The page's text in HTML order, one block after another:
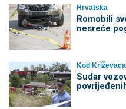
Hrvatska
Romobili
nesreće
Kod Križevaca
Sudar